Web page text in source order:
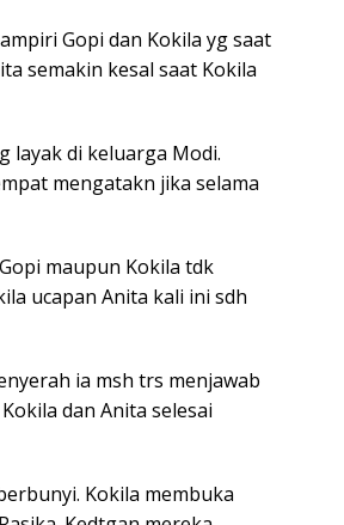
Gopi dan Kokila yg saat
semakin kesal saat Kokila
layak di keluarga Modi.
mengatakn jika selama
maupun Kokila tdk
ucapan Anita kali ini sdh
ia msh trs menjawab
dan Anita selesai
Kokila membuka